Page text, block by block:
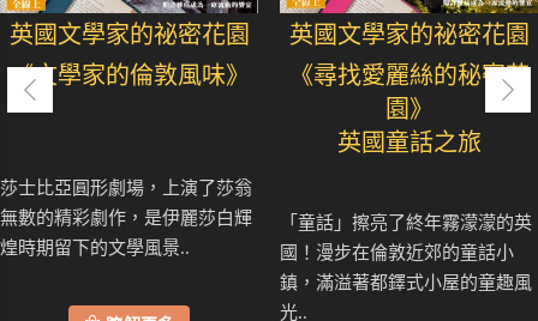
英國文學家的祕密花園
《文學家的倫敦風味》
莎士比亞圓形劇場，上演了莎翁
無數的精彩劇作，是伊麗莎白輝
煌時期留下的文學風景..
英國文學家的祕密花園
《尋找愛麗絲的秘密花
園》
英國童話之旅
「童話」擦亮了終年霧濛濛的英
國！漫步在倫敦近郊的童話小
鎮，滿溢著都鐸式小屋的童趣風
光..